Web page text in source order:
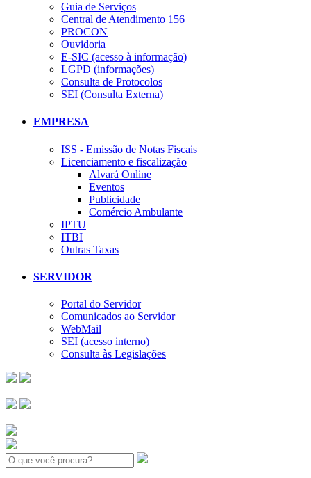
Guia de Serviços
Central de Atendimento 156
PROCON
Ouvidoria
E-SIC (acesso à informação)
LGPD (informações)
Consulta de Protocolos
SEI (Consulta Externa)
EMPRESA
ISS - Emissão de Notas Fiscais
Licenciamento e fiscalização
Alvará Online
Eventos
Publicidade
Comércio Ambulante
IPTU
ITBI
Outras Taxas
SERVIDOR
Portal do Servidor
Comunicados ao Servidor
WebMail
SEI (acesso interno)
Consulta às Legislações
Search: